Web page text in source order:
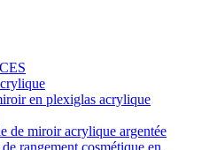
en plexiglas acrylique
de miroir acrylique argentée
rangement cosmétique en